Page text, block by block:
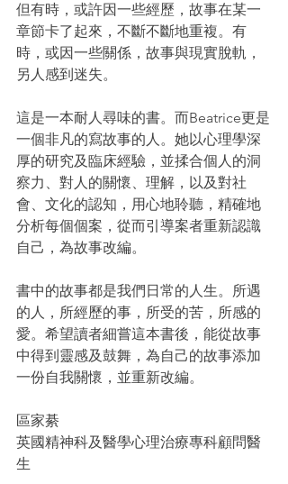
但有時，或許因一些經歷，故事在某一
章節卡了起來，不斷不斷地重複。有
時，或因一些關係，故事與現實脫軌，
另人感到迷失。
這是一本耐人尋味的書。而Beatrice更是
一個非凡的寫故事的人。她以心理學深
厚的研究及臨床經驗，並揉合個人的洞
察力、對人的關懷、理解，以及對社
會、文化的認知，用心地聆聽，精確地
分析每個個案，從而引導案者重新認識
自己，為故事改編。
書中的故事都是我們日常的人生。所遇
的人，所經歷的事，所受的苦，所感的
愛。希望讀者細嘗這本書後，能從故事
中得到靈感及鼓舞，為自己的故事添加
一份自我關懷，並重新改編。
區家綦
英國精神科及醫學心理治療專科顧問醫
生